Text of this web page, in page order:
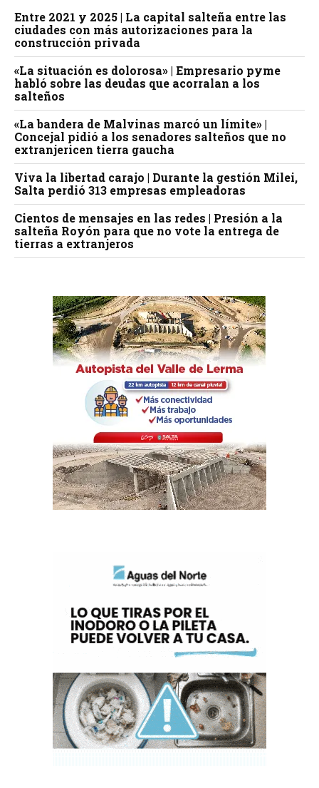
Entre 2021 y 2025 | La capital salteña entre las
ciudades con más autorizaciones para la
construcción privada
«La situación es dolorosa» | Empresario pyme
habló sobre las deudas que acorralan a los
salteños
«La bandera de Malvinas marcó un límite» |
Concejal pidió a los senadores salteños que no
extranjericen tierra gaucha
Viva la libertad carajo | Durante la gestión Milei,
Salta perdió 313 empresas empleadoras
Cientos de mensajes en las redes | Presión a la
salteña Royón para que no vote la entrega de
tierras a extranjeros